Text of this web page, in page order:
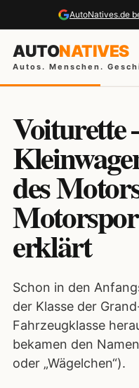
AutoNatives.de
AUTONATIVES
Autos. Menschen.
Voiturette
des
erklärt
Schon in den
der Klasse der
Fahrzeugklasse
bekamen den
oder „Wägelchen“).